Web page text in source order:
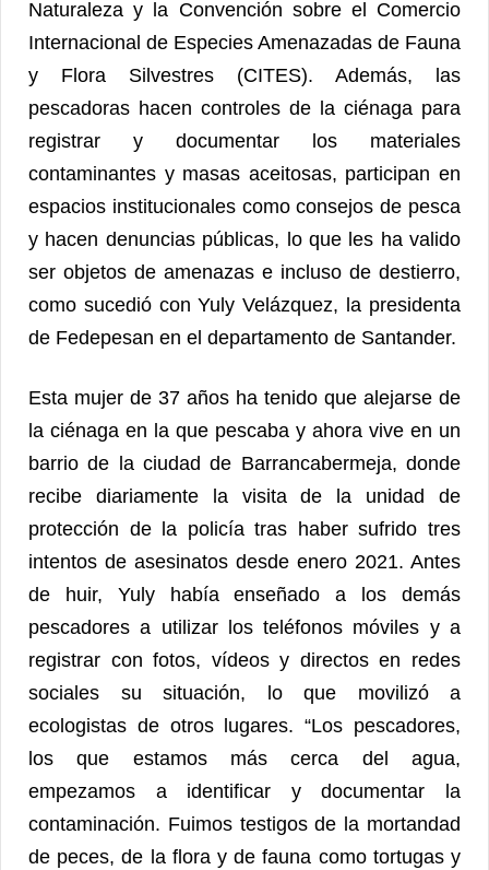
Naturaleza y la Convención sobre el Comercio
Internacional de Especies Amenazadas de Fauna
y Flora Silvestres (CITES). Además, las
pescadoras hacen controles de la ciénaga para
registrar y documentar los materiales
contaminantes y masas aceitosas, participan en
espacios institucionales como consejos de pesca
y hacen denuncias públicas, lo que les ha valido
ser objetos de amenazas e incluso de destierro,
como sucedió con Yuly Velázquez, la presidenta
de Fedepesan en el departamento de Santander.
Esta mujer de 37 años ha tenido que alejarse de
la ciénaga en la que pescaba y ahora vive en un
barrio de la ciudad de Barrancabermeja, donde
recibe diariamente la visita de la unidad de
protección de la policía tras haber sufrido tres
intentos de asesinatos desde enero 2021. Antes
de huir, Yuly había enseñado a los demás
pescadores a utilizar los teléfonos móviles y a
registrar con fotos, vídeos y directos en redes
sociales su situación, lo que movilizó a
ecologistas de otros lugares. “Los pescadores,
los que estamos más cerca del agua,
empezamos a identificar y documentar la
contaminación. Fuimos testigos de la mortandad
de peces, de la flora y de fauna como tortugas y